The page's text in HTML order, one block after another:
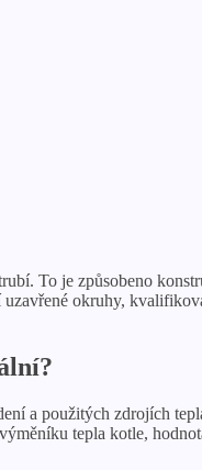
To je způsobeno
okruhy,
a použitých zdrojích
tepla kotle,